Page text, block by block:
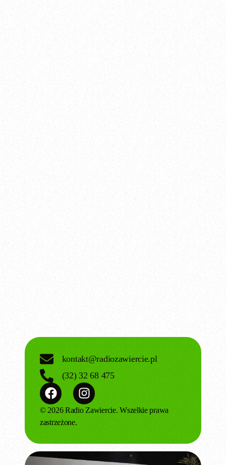
kontakt@radiozawiercie.pl
(32) 32 68 475
© 2026 Radio Zawiercie. Wszelkie prawa
zastrzeżone.